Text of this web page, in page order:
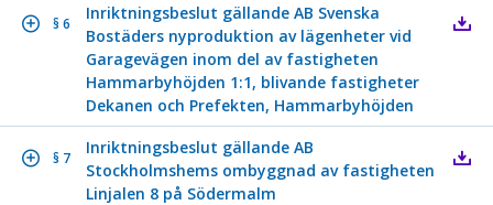
§ 6
Inriktningsbeslut gällande AB Svenska
Bostäders nyproduktion av lägenheter vid
Garagevägen inom del av fastigheten
Hammarbyhöjden 1:1, blivande fastigheter
Dekanen och Prefekten, Hammarbyhöjden
§ 7
Inriktningsbeslut gällande AB
Stockholmshems ombyggnad av fastigheten
Linjalen 8 på Södermalm